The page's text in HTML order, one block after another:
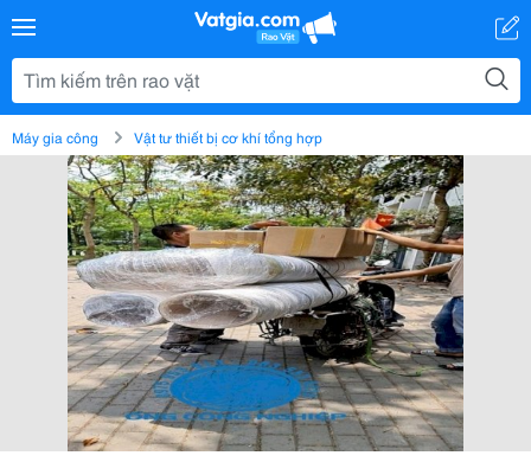
Máy gia công Vật tư thiết bị cơ khí tổng hợp